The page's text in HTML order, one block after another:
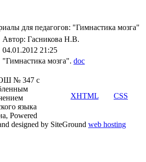
для педагогов: "Гимнастика мозга"
Автор: Гасникова Н.В.
04.01.2012 21:25
"Гимнастика мозга". doc
XHTML CSS
№ 347 с
языка
Powered
designed by SiteGround web hosting